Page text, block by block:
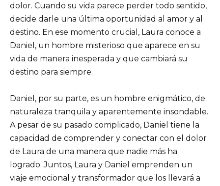
dolor. Cuando su vida parece perder todo sentido,
decide darle una última oportunidad al amor y al
destino. En ese momento crucial, Laura conoce a
Daniel, un hombre misterioso que aparece en su
vida de manera inesperada y que cambiará su
destino para siempre.
Daniel, por su parte, es un hombre enigmático, de
naturaleza tranquila y aparentemente insondable.
A pesar de su pasado complicado, Daniel tiene la
capacidad de comprender y conectar con el dolor
de Laura de una manera que nadie más ha
logrado. Juntos, Laura y Daniel emprenden un
viaje emocional y transformador que los llevará a